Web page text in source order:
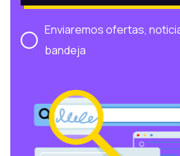
Enviaremos ofertas,
bandeja